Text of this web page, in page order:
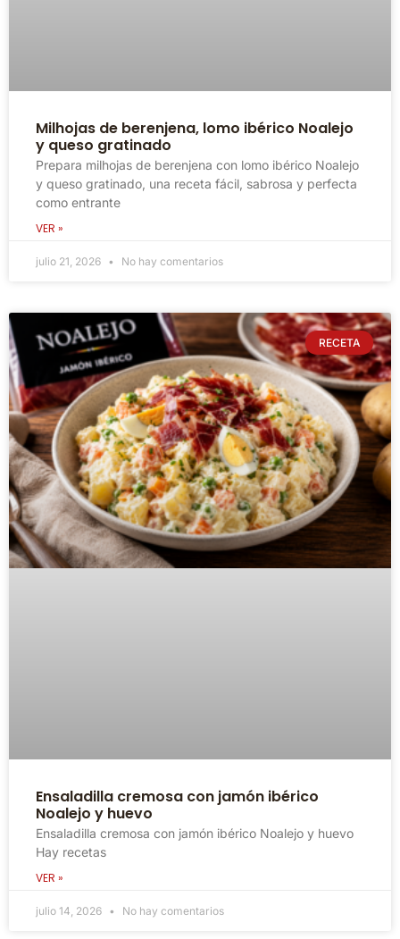
Milhojas de berenjena, lomo ibérico Noalejo
y queso gratinado
Prepara milhojas de berenjena con lomo ibérico Noalejo
y queso gratinado, una receta fácil, sabrosa y perfecta
como entrante
VER »
julio 21, 2026 No hay comentarios
RECETA
Ensaladilla cremosa con jamón ibérico
Noalejo y huevo
Ensaladilla cremosa con jamón ibérico Noalejo y huevo
Hay recetas
VER »
julio 14, 2026 No hay comentarios